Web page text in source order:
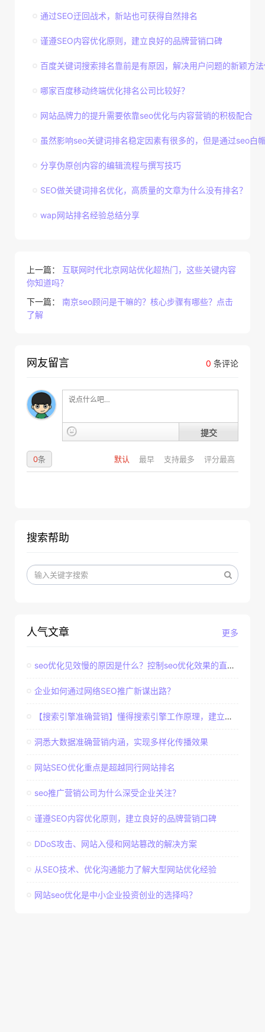
通过SEO迂回战术，新站也可获得自然排名
谨遵SEO内容优化原则，建立良好的品牌营销口碑
百度关键词搜索排名靠前是有原因，解决用户问题的新颖方
哪家百度移动终端优化排名公司比较好？
网站品牌力的提升需要依靠seo优化与内容营销的积极配合
虽然影响seo关键词排名稳定因素有很多的，但是通过seo白
分享伪原创内容的编辑流程与撰写技巧
SEO做关键词排名优化，高质量的文章为什么没有排名？
wap网站排名经验总结分享
上一篇： 互联网时代北京网站优化超热门，这些关键内容
你知道吗？
下一篇： 南京seo顾问是干嘛的？核心步骤有哪些？点击
了解
0 条评论
网友留言
提交
默认 最早 支持最多 评分最高
0条
搜索帮助
更多
人气文章
seo优化见效慢的原因是什么？控制seo优化效果的直接因素
企业如何通过网络SEO推广新谋出路？
【搜索引擎准确营销】懂得搜索引擎工作原理，建立准确客户群体
洞悉大数据准确营销内涵，实现多样化传播效果
网站SEO优化重点是超越同行网站排名
seo推广营销公司为什么深受企业关注？
谨遵SEO内容优化原则，建立良好的品牌营销口碑
DDoS攻击、网站入侵和网站篡改的解决方案
从SEO技术、优化沟通能力了解大型网站优化经验
网站seo优化是中小企业投资创业的选择吗？